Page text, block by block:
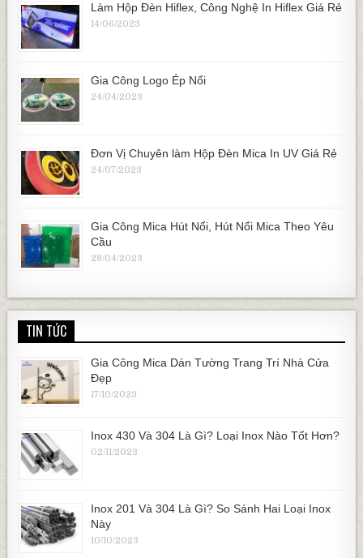
Làm Hộp Đèn Hiflex, Công Nghệ In Hiflex Giá Rẻ
14/06/2023
Gia Công Logo Ép Nổi
24/04/2023
Đơn Vị Chuyên làm Hộp Đèn Mica In UV Giá Rẻ
24/07/2023
Gia Công Mica Hút Nổi, Hút Nổi Mica Theo Yêu
Cầu
28/04/2023
TIN TỨC
Gia Công Mica Dán Tường Trang Trí Nhà Cửa
Đẹp
17/10/2023
Inox 430 Và 304 Là Gì? Loại Inox Nào Tốt Hơn?
02/11/2023
Inox 201 Và 304 Là Gì? So Sánh Hai Loại Inox
Này
10/10/2023